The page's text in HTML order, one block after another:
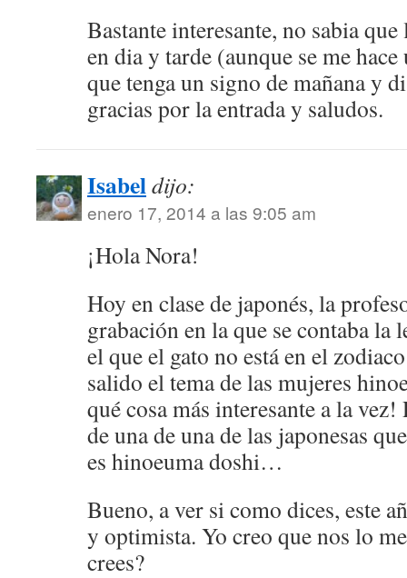
Bastante interesante, no sabia
en dia y tarde (aunque se me
que tenga un signo de mañana y
gracias por la entrada y saludos.
Isabeldijo:
enero 17, 2014 a las 9:05 am
¡Hola Nora!
Hoy en clase de japonés, la
grabación en la que se contaba la
el que el gato no está en el
salido el tema de las mujeres
qué cosa más interesante a la
de una de una de las japonesas
es hinoeuma doshi…
Bueno, a ver si como dices, este
y optimista. Yo creo que nos lo
crees?